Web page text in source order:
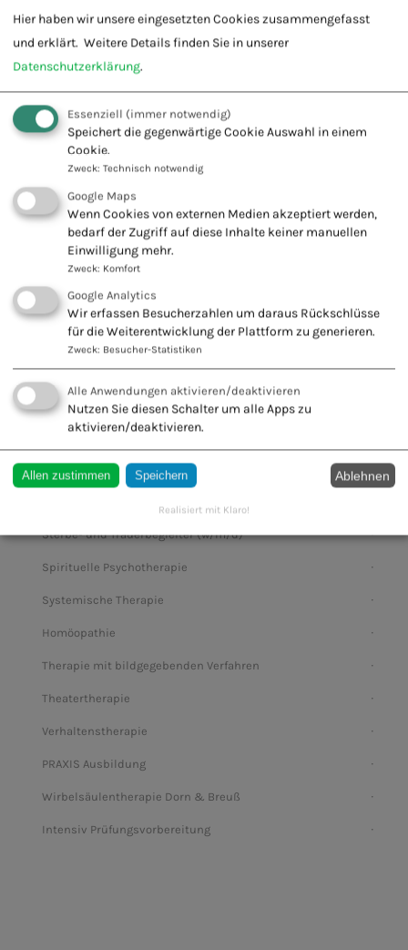
Ohrakupunktur
Praxis
Poesietherapie
Phytotherapie
Psychotherapie
Qi Gong
REIKI-Therapie
Religions- und Extremismustherapie
Sauerstoff-Ozon-Therapie
Schamanistisch Energetische Psycho-Therapie (SET)
Schmerztherapie SVG
Shiatsu
Suchtberatung/Suchttherapie
Sexualtherapie
Sterbe- und Trauerbegleiter (w/m/d)
Spirituelle Psychotherapie
Systemische Therapie
Homöopathie
Therapie mit bildgegebenden Verfahren
Theatertherapie
Verhaltenstherapie
PRAXIS Ausbildung
Wirbelsäulentherapie Dorn & Breuß
Intensiv Prüfungsvorbereitung
Hier haben wir unsere eingesetzten Cookies zusammengefasst
und erklärt. Weitere Details finden Sie in unserer
Datenschutzerklärung.
Essenziell (immer notwendig)
Speichert die gegenwärtige Cookie Auswahl in einem
Cookie.
Zweck: Technisch notwendig
Google Maps
Wenn Cookies von externen Medien akzeptiert werden,
bedarf der Zugriff auf diese Inhalte keiner manuellen
Einwilligung mehr.
Zweck: Komfort
Google Analytics
Wir erfassen Besucherzahlen um daraus Rückschlüsse
für die Weiterentwicklung der Plattform zu generieren.
Zweck: Besucher-Statistiken
Alle Anwendungen aktivieren/deaktivieren
Nutzen Sie diesen Schalter um alle Apps zu
aktivieren/deaktivieren.
Allen zustimmen Speichern Ablehnen
Realisiert mit Klaro!